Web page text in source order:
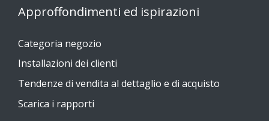
Approffondimenti ed ispirazioni
Categoria negozio
Installazioni dei clienti
Tendenze di vendita al dettaglio e di acquisto
Scarica i rapporti